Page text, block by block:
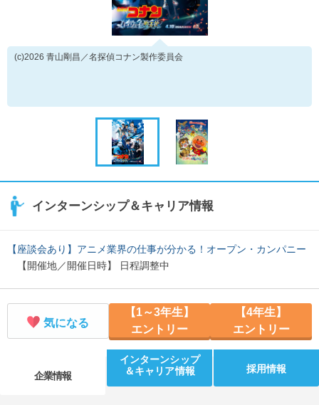
(c)2026 青山剛昌／名探偵コナン製作委員会
インターンシップ＆キャリア情報
【座談会あり】アニメ業界の仕事が分かる！オープン・カンパニー
【開催地／開催日時】 日程調整中
気になる
【1～3年生】
エントリー
【4年生】
エントリー
企業情報
インターンシップ
＆キャリア情報
採用情報